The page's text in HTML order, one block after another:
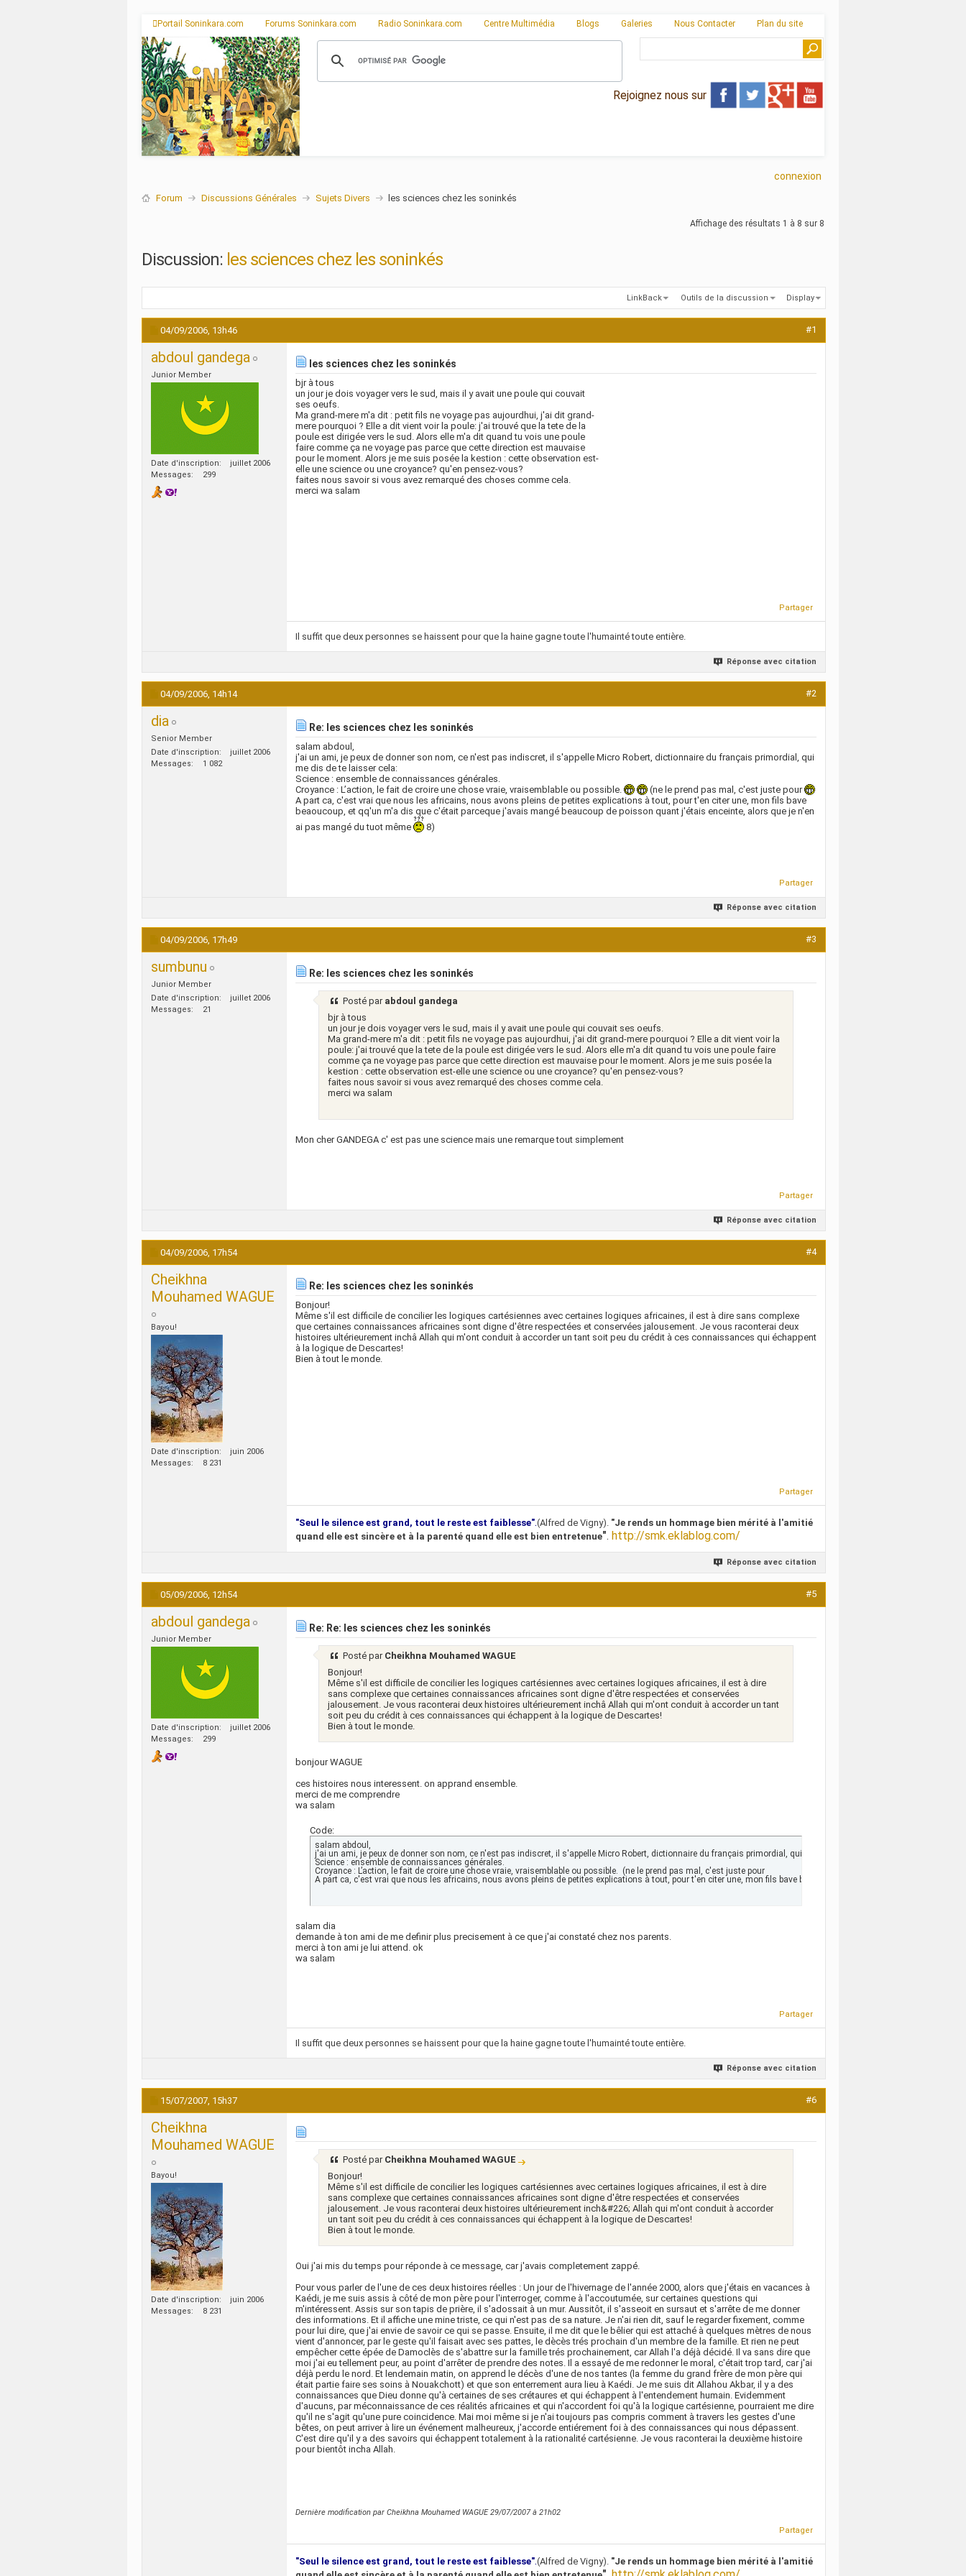
Portail Soninkara.com Forums Soninkara.com Radio Soninkara.com Centre Multimédia Blogs Galeries Nous Contacter Plan du site
Rejoignez nous sur
connexion
Forum Discussions Générales Sujets Divers les sciences chez les soninkés
Affichage des résultats 1 à 8 sur 8
Discussion: les sciences chez les soninkés
LinkBack Outils de la discussion Display
04/09/2006, 13h46 #1
abdoul gandega
Junior Member
Date d'inscription
juillet 2006
Messages
299
les sciences chez les soninkés
bjr à tous
un jour je dois voyager vers le sud, mais il y avait une poule qui couvait
ses oeufs.
Ma grand-mere m'a dit : petit fils ne voyage pas aujourdhui, j'ai dit grand-
mere pourquoi ? Elle a dit vient voir la poule: j'ai trouvé que la tete de la
poule est dirigée vers le sud. Alors elle m'a dit quand tu vois une poule
faire comme ça ne voyage pas parce que cette direction est mauvaise
pour le moment. Alors je me suis posée la kestion : cette observation est-
elle une science ou une croyance? qu'en pensez-vous?
faites nous savoir si vous avez remarqué des choses comme cela.
merci wa salam
Partager
Il suffit que deux personnes se haissent pour que la haine gagne toute l'humainté toute entière.
Réponse avec citation
04/09/2006, 14h14 #2
dia
Senior Member
Date d'inscription
juillet 2006
Messages
1 082
Re: les sciences chez les soninkés
salam abdoul,
j'ai un ami, je peux de donner son nom, ce n'est pas indiscret, il s'appelle Micro Robert, dictionnaire du français primordial, qui
me dis de te laisser cela:
Science : ensemble de connaissances générales.
Croyance : L’action, le fait de croire une chose vraie, vraisemblable ou possible.
(ne le prend pas mal, c'est juste pour
A part ca, c'est vrai que nous les africains, nous avons pleins de petites explications à tout, pour t'en citer une, mon fils bave
beaoucoup, et qq'un m'a dis que c'était parceque j'avais mangé beaucoup de poisson quant j'étais enceinte, alors que je n'en
ai pas mangé du tuot même
8)
Partager
Réponse avec citation
04/09/2006, 17h49 #3
sumbunu
Junior Member
Date d'inscription
juillet 2006
Messages
21
Re: les sciences chez les soninkés
Posté par abdoul gandega
bjr à tous
un jour je dois voyager vers le sud, mais il y avait une poule qui couvait ses oeufs.
Ma grand-mere m'a dit : petit fils ne voyage pas aujourdhui, j'ai dit grand-mere pourquoi ? Elle a dit vient voir la
poule: j'ai trouvé que la tete de la poule est dirigée vers le sud. Alors elle m'a dit quand tu vois une poule faire
comme ça ne voyage pas parce que cette direction est mauvaise pour le moment. Alors je me suis posée la
kestion : cette observation est-elle une science ou une croyance? qu'en pensez-vous?
faites nous savoir si vous avez remarqué des choses comme cela.
merci wa salam
Mon cher GANDEGA c' est pas une science mais une remarque tout simplement
Partager
Réponse avec citation
04/09/2006, 17h54 #4
Cheikhna
Mouhamed WAGUE
Bayou!
Date d'inscription
juin 2006
Messages
8 231
Re: les sciences chez les soninkés
Bonjour!
Même s'il est difficile de concilier les logiques cartésiennes avec certaines logiques africaines, il est à dire sans complexe
que certaines connaissances africaines sont digne d'être respectées et conservées jalousement. Je vous raconterai deux
histoires ultérieurement inchâ Allah qui m'ont conduit à accorder un tant soit peu du crédit à ces connaissances qui échappent
à la logique de Descartes!
Bien à tout le monde.
Partager
"Seul le silence est grand, tout le reste est faiblesse".(Alfred de Vigny). "Je rends un hommage bien mérité à l'amitié
quand elle est sincère et à la parenté quand elle est bien entretenue". http://smk.eklablog.com/
Réponse avec citation
05/09/2006, 12h54 #5
abdoul gandega
Junior Member
Date d'inscription
juillet 2006
Messages
299
Re: Re: les sciences chez les soninkés
Posté par Cheikhna Mouhamed WAGUE
Bonjour!
Même s'il est difficile de concilier les logiques cartésiennes avec certaines logiques africaines, il est à dire
sans complexe que certaines connaissances africaines sont digne d'être respectées et conservées
jalousement. Je vous raconterai deux histoires ultérieurement inchâ Allah qui m'ont conduit à accorder un tant
soit peu du crédit à ces connaissances qui échappent à la logique de Descartes!
Bien à tout le monde.
bonjour WAGUE
ces histoires nous interessent. on apprand ensemble.
merci de me comprendre
wa salam
Code:
salam abdoul,
j'ai un ami, je peux de donner son nom, ce n'est pas indiscret, il s'appelle Micro Robert, dictionnaire du français primordial, qui me dis de te laisser cela:
Science : ensemble de connaissances générales.
Croyance : L’action, le fait de croire une chose vraie, vraisemblable ou possible.  (ne le prend pas mal, c'est juste pour
A part ca, c'est vrai que nous les africains, nous avons pleins de petites explications à tout, pour t'en citer une, mon fils bave beaoucoup, et qq'un m'a dis que c'était
salam dia
demande à ton ami de me definir plus precisement à ce que j'ai constaté chez nos parents.
merci à ton ami je lui attend. ok
wa salam
Partager
Il suffit que deux personnes se haissent pour que la haine gagne toute l'humainté toute entière.
Réponse avec citation
15/07/2007, 15h37 #6
Cheikhna
Mouhamed WAGUE
Bayou!
Date d'inscription
juin 2006
Messages
8 231
Posté par Cheikhna Mouhamed WAGUE
Bonjour!
Même s'il est difficile de concilier les logiques cartésiennes avec certaines logiques africaines, il est à dire
sans complexe que certaines connaissances africaines sont digne d'être respectées et conservées
jalousement. Je vous raconterai deux histoires ultérieurement inch&#226; Allah qui m'ont conduit à accorder
un tant soit peu du crédit à ces connaissances qui échappent à la logique de Descartes!
Bien à tout le monde.
Oui j'ai mis du temps pour réponde à ce message, car j'avais completement zappé.
Pour vous parler de l'une de ces deux histoires réelles : Un jour de l'hivernage de l'année 2000, alors que j'étais en vacances à
Kaédi, je me suis assis à côté de mon père pour l'interroger, comme à l'accoutumée, sur certaines questions qui
m'intéressent. Assis sur son tapis de prière, il s'adossait à un mur. Aussitôt, il s'asseoit en sursaut et s'arrête de me donner
des informations. Et il affiche une mine triste, ce qui n'est pas de sa nature. Je n'ai rien dit, sauf le regarder fixement, comme
pour lui dire, que j'ai envie de savoir ce qui se passe. Ensuite, il me dit que le bêlier qui est attaché à quelques mètres de nous
vient d'annoncer, par le geste qu'il faisait avec ses pattes, le dècès trés prochain d'un membre de la famille. Et rien ne peut
empêcher cette épée de Damoclès de s'abattre sur la famille trés prochainement, car Allah l'a déjà décidé. Il va sans dire que
moi j'ai eu tellement peur, au point d'arrêter de prendre des notes. Il a essayé de me redonner le moral, c'était trop tard, car j'ai
déjà perdu le nord. Et lendemain matin, on apprend le décès d'une de nos tantes (la femme du grand frère de mon père qui
était partie faire ses soins à Nouakchott) et que son enterrement aura lieu à Kaédi. Je me suis dit Allahou Akbar, il y a des
connaissances que Dieu donne qu'à certaines de ses crétaures et qui échappent à l'entendement humain. Evidemment
d'aucuns, par méconnaissance de ces réalités africaines et qui n'accordent foi qu'à la logique cartésienne, pourraient me dire
qu'il ne s'agit qu'une pure coincidence. Mai moi même si je n'ai toujours pas compris comment à travers les gestes d'une
bêtes, on peut arriver à lire un événement malheureux, j'accorde entiérement foi à des connaissances qui nous dépassent.
C'est dire qu'il y a des savoirs qui échappent totalement à la rationalité cartésienne. Je vous raconterai la deuxième histoire
pour bientôt incha Allah.
Dernière modification par Cheikhna Mouhamed WAGUE 29/07/2007 à 21h02
Partager
"Seul le silence est grand, tout le reste est faiblesse".(Alfred de Vigny). "Je rends un hommage bien mérité à l'amitié